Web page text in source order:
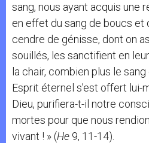
sang, nous ayant acquis une
en effet du sang de boucs et
cendre de génisse, dont on
souillés, les sanctifient en
la chair, combien plus le
Esprit éternel s’est offert lui-
Dieu, purifiera-t-il notre
mortes pour que nous
vivant ! » (He 9, 11-14).